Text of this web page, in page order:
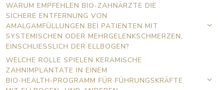
WARUM EMPFEHLEN BIO‑ZAHNÄRZTE DIE
SICHERE ENTFERNUNG VON
AMALGAMFÜLLUNGEN BEI PATIENTEN MIT
SYSTEMISCHEN ODER MEHRGELENKSCHMERZEN,
EINSCHLIESSLICH DER ELLBOGEN?
WELCHE ROLLE SPIELEN KERAMISCHE
ZAHNIMPLANTATE IN EINEM
BIO‑HEALTH‑PROGRAMM FÜR FÜHRUNGSKRÄFTE